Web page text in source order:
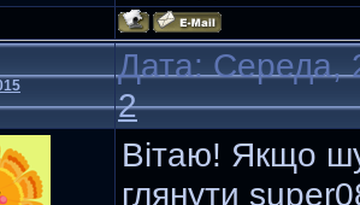
Дата: Середа,
2
Вітаю! Якщо
глянути